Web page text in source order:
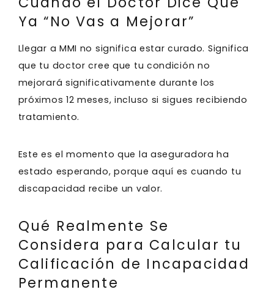
Ya “No Vas a Mejorar”
Llegar a MMI no significa estar curado. Significa
que tu doctor cree que tu condición no
mejorará significativamente durante los
próximos 12 meses, incluso si sigues recibiendo
tratamiento.
Este es el momento que la aseguradora ha
estado esperando, porque aquí es cuando tu
discapacidad recibe un valor.
Qué Realmente Se
Considera para Calcular tu
Calificación de Incapacidad
Permanente